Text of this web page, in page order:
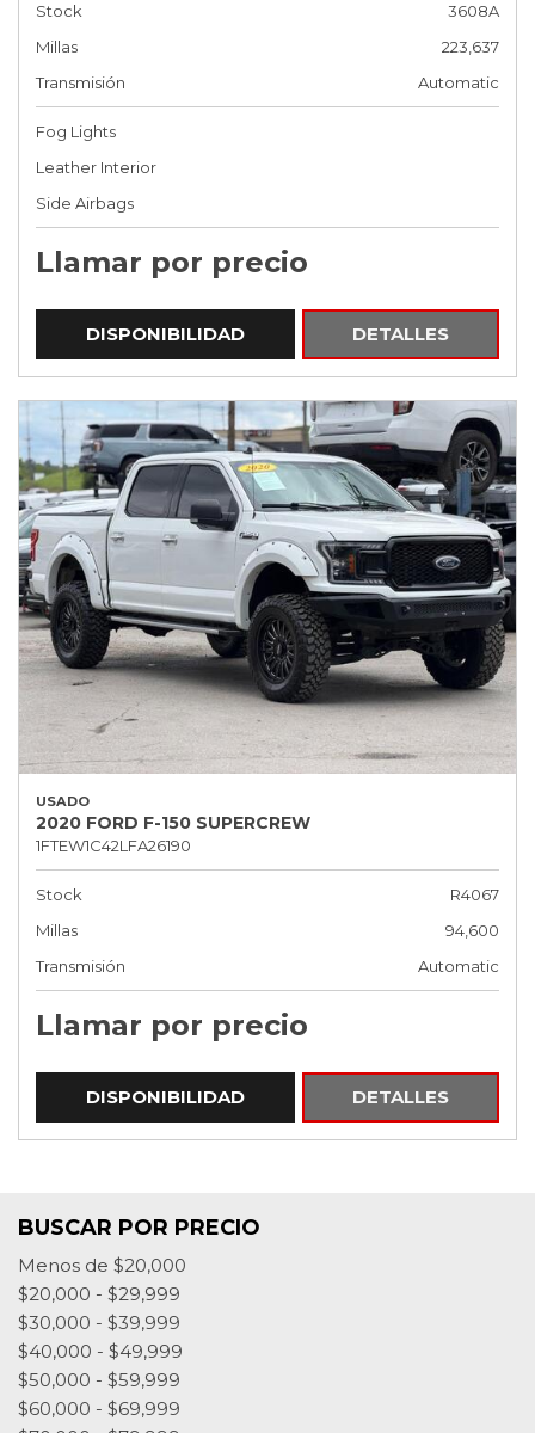
Stock
3608A
Millas
223,637
Transmisión
Automatic
Fog Lights
Leather Interior
Side Airbags
Llamar por precio
DISPONIBILIDAD DETALLES
USADO
2020 FORD F-150 SUPERCREW
1FTEW1C42LFA26190
Stock
R4067
Millas
94,600
Transmisión
Automatic
Llamar por precio
DISPONIBILIDAD DETALLES
BUSCAR POR PRECIO
Menos de $20,000
$20,000 - $29,999
$30,000 - $39,999
$40,000 - $49,999
$50,000 - $59,999
$60,000 - $69,999